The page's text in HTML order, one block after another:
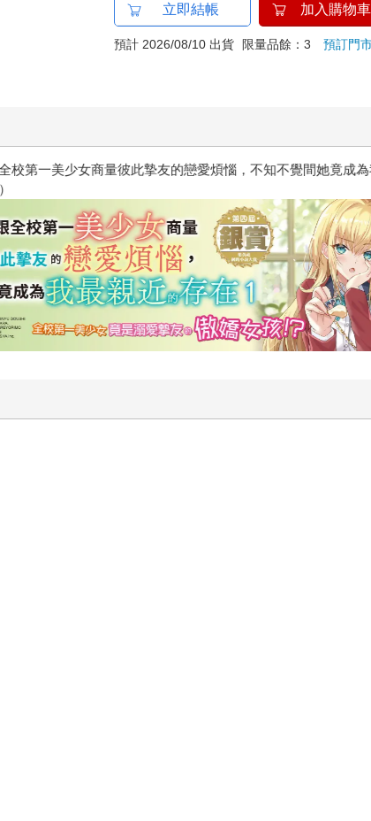
立即結帳 加入購物車
預計 2026/08/10 出貨 限量品餘：3預訂門
知不覺間她竟成為我最親近 攻殼機動隊 (1995) 4K數位修復版